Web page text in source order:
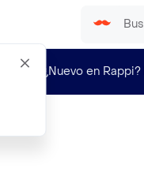
¿Nuevo en Rappi?